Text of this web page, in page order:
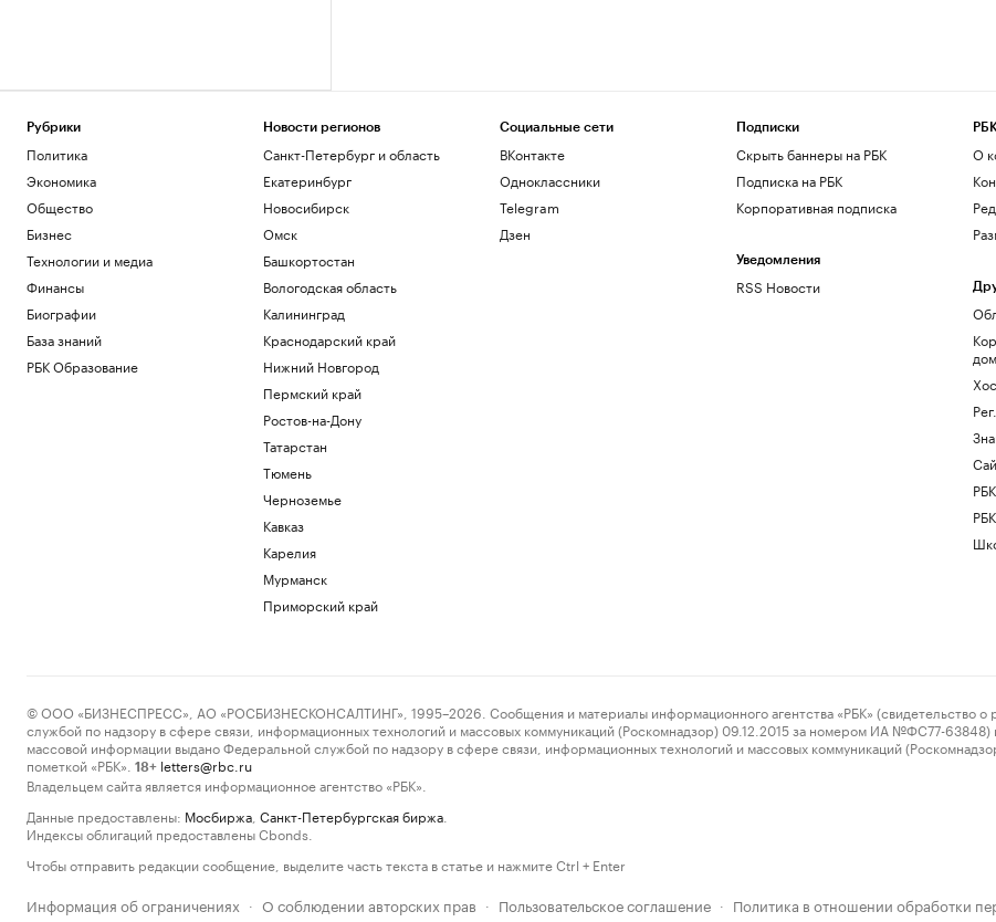
Рубрики
Политика
Экономика
Общество
Бизнес
Технологии и медиа
Финансы
Биографии
База знаний
РБК Образование
Новости регионов
Санкт-Петербург и область
Екатеринбург
Новосибирск
Омск
Башкортостан
Вологодская область
Калининград
Краснодарский край
Нижний Новгород
Пермский край
Ростов-на-Дону
Татарстан
Тюмень
Черноземье
Кавказ
Карелия
Мурманск
Приморский край
Социальные сети
ВКонтакте
Одноклассники
Telegram
Дзен
Подписки
Скрыть баннеры на РБК
Подписка на РБК
Корпоративная подписка
Уведомления
RSS Новости
О
© ООО «БИЗНЕСПРЕСС», АО «РОСБИЗНЕСКОНСАЛТИНГ», 1995–2026. Сообщения и материалы информационного агентства «РБК» (свидетельство о
службой по надзору в сфере связи, информационных технологий и массовых коммуникаций (Роскомнадзор) 09.12.2015 за номером ИА №ФС77-63848)
массовой информации выдано Федеральной службой по надзору в сфере связи, информационных технологий и массовых коммуникаций
пометкой «РБК».
18+ letters@rbc.ru
Владельцем сайта является информационное агентство «РБК».
Данные предоставлены: Мосбиржа Санкт-Петербургская биржа
Индексы облигаций предоставлены Cbonds.
Чтобы отправить редакции сообщение, выделите часть текста в статье и нажмите Ctrl + Enter
Информация об ограничениях · О соблюдении авторских прав · Пользовательское соглашение · Политика в отношении обработки